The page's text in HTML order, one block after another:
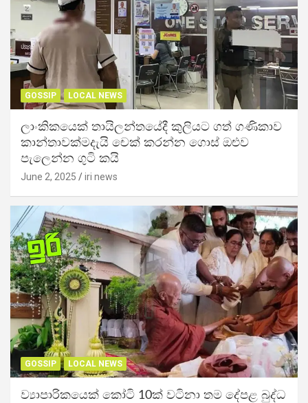
GOSSIP LOCAL NEWS
ලාංකිකයෙක් තායිලන්තයේදී කුලියට ගත් ගණිකාව
කාන්තාවක්මදැයි චෙක් කරන්න ගොස් ඔළුව
පැලෙන්න ගුටි කයි
June 2, 2025 iri news
GOSSIP LOCAL NEWS
ව්‍යාපාරිකයෙක් කෝටි 10ක් වටිනා තම දේපළ බුද්ධ